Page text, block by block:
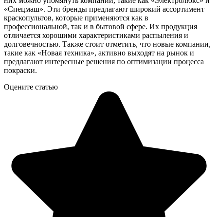
«Спецмаш». Эти бренды предлагают широкий ассортимент
краскопультов, которые применяются как в
профессиональной, так и в бытовой сфере. Их продукция
отличается хорошими характеристиками распыления и
долговечностью. Также стоит отметить, что новые компании,
такие как «Новая техника», активно выходят на рынок и
предлагают интересные решения по оптимизации процесса
покраски.
Оцените статью